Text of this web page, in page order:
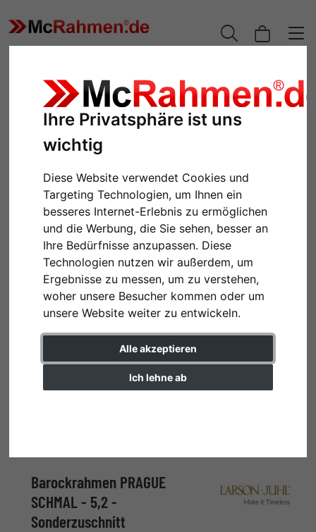
Ihre Privatsphäre ist uns
wichtig
Diese Website verwendet Cookies und
Targeting Technologien, um Ihnen ein
besseres Internet-Erlebnis zu ermöglichen
und die Werbung, die Sie sehen, besser an
Ihre Bedürfnisse anzupassen. Diese
Technologien nutzen wir außerdem, um
Ergebnisse zu messen, um zu verstehen,
woher unsere Besucher kommen oder um
unsere Website weiter zu entwickeln.
Alle akzeptieren
Ich lehne ab
Zurück
Barockrahmen PRAGUE
SCHMAL - 5,2 -
Sonderzuschnitt